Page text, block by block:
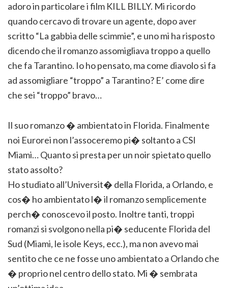
adoro in particolare i film KILL BILLY. Mi ricordo
quando cercavo di trovare un agente, dopo aver
scritto “La gabbia delle scimmie”, e uno mi ha risposto
dicendo che il romanzo assomigliava troppo a quello
che fa Tarantino. Io ho pensato, ma come diavolo si fa
ad assomigliare “troppo” a Tarantino? E’ come dire
che sei “troppo” bravo…
Il suo romanzo � ambientato in Florida. Finalmente
noi Eurorei non l’assoceremo pi� soltanto a CSI
Miami… Quanto si presta per un noir spietato quello
stato assolto?
Ho studiato all’Universit� della Florida, a Orlando, e
cos� ho ambientato l� il romanzo semplicemente
perch� conoscevo il posto. Inoltre tanti, troppi
romanzi si svolgono nella pi� seducente Florida del
Sud (Miami, le isole Keys, ecc.), ma non avevo mai
sentito che ce ne fosse uno ambientato a Orlando che
� proprio nel centro dello stato. Mi � sembrata